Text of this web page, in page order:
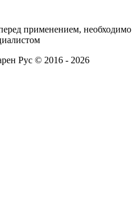
применением, необходимо
Рус © 2016 - 2026